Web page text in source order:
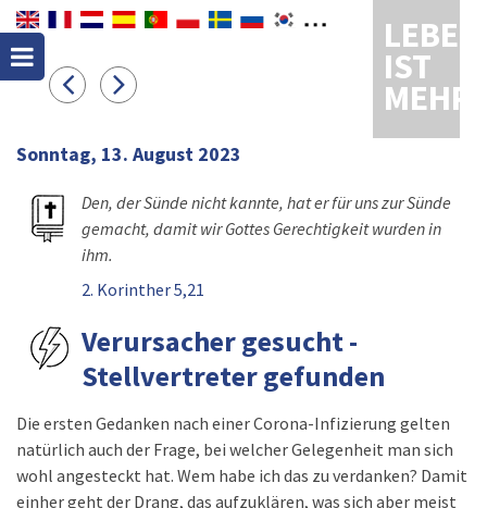
LEBEN
IST
MEHR
Sonntag, 13. August 2023
Den, der Sünde nicht kannte, hat er für uns zur Sünde
gemacht, damit wir Gottes Gerechtigkeit wurden in
ihm.
2. Korinther 5,21
Verursacher gesucht -
Stellvertreter gefunden
Die ersten Gedanken nach einer Corona-Infizierung gelten
natürlich auch der Frage, bei welcher Gelegenheit man sich
wohl angesteckt hat. Wem habe ich das zu verdanken? Damit
einher geht der Drang, das aufzuklären, was sich aber meist